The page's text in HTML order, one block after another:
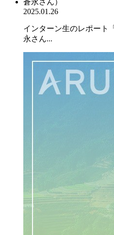
2025.01.26
インターン生のレポート
永さん...